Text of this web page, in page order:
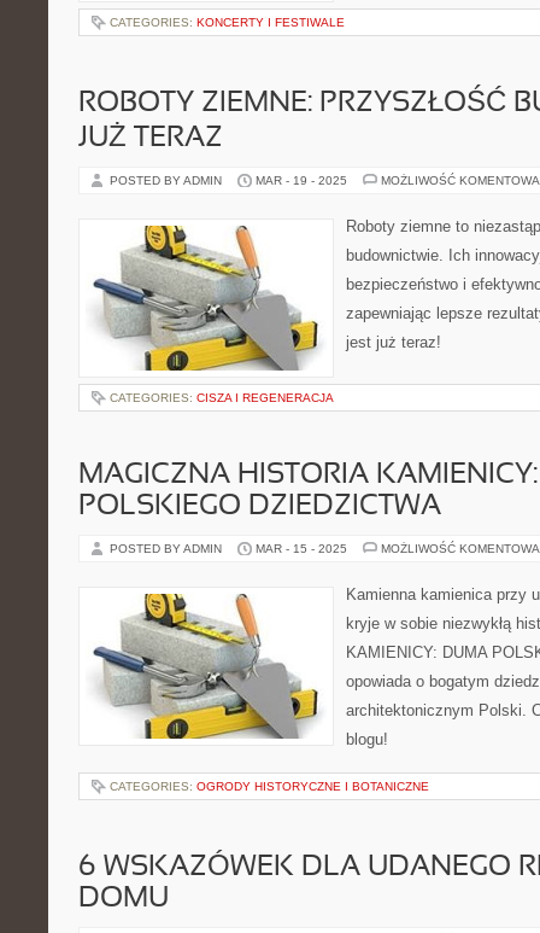
CATEGORIES: KONCERTY I FESTIWALE
ROBOTY ZIEMNE: PRZYSZŁOŚĆ
JUŻ TERAZ
POSTED BY ADMIN MAR - 19 - 2025 MOŻLIWOŚĆ
Roboty ziemne to
budownictwie. Ich
bezpieczeństwo i
zapewniając lepsze
jest już teraz!
CATEGORIES: CISZA I REGENERACJA
MAGICZNA HISTORIA
POLSKIEGO DZIEDZICTWA
POSTED BY ADMIN MAR - 15 - 2025 MOŻLIWOŚĆ
Kamienna kamienica przy
kryje w sobie niezwykłą
KAMIENICY: DUMA
opowiada o bogatym
architektonicznym Polski.
blogu!
CATEGORIES: OGRODY HISTORYCZNE I BOTANICZNE
6 WSKAZÓWEK DLA UDANEGO
DOMU